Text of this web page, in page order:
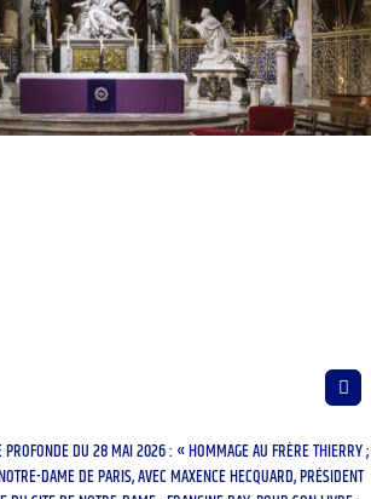
PROFONDE DU 28 MAI 2026 : « HOMMAGE AU FRÈRE THIERRY ;
DAME DE PARIS, AVEC MAXENCE HECQUARD, PRÉSIDENT